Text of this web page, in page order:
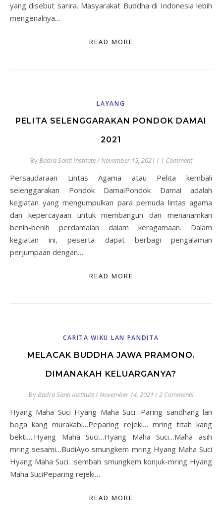
yang disebut sarira. Masyarakat Buddha di Indonesia lebih
mengenalnya…
READ MORE
LAYANG
PELITA SELENGGARAKAN PONDOK DAMAI
2021
ByBadra Santi Institute/November 15, 2021 / 1 Comment
Persaudaraan Lintas Agama atau Pelita kembali
selenggarakan Pondok DamaiPondok Damai adalah
kegiatan yang mengumpulkan para pemuda lintas agama
dan kepercayaan untuk membangun dan menanamkan
benih-benih perdamaian dalam keragamaan. Dalam
kegiatan ini, peserta dapat berbagi pengalaman
perjumpaan dengan…
READ MORE
CARITA WIKU LAN PANDITA
MELACAK BUDDHA JAWA PRAMONO.
DIMANAKAH KELUARGANYA?
ByBadra Santi Institute/November 14, 2021 /2 Comments
Hyang Maha Suci Hyang Maha Suci…Paring sandhang lan
boga kang murakabi…Peparing rejeki… mring titah kang
bekti….Hyang Maha Suci…Hyang Maha Suci…Maha asih
mring sesami…BudiAyo smungkem mring Hyang Maha Suci
Hyang Maha Suci…sembah smungkem konjuk-mring Hyang
Maha SuciPeparing rejeki…
READ MORE